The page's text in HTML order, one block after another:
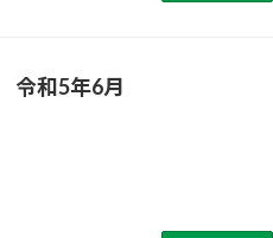
令和5年6月